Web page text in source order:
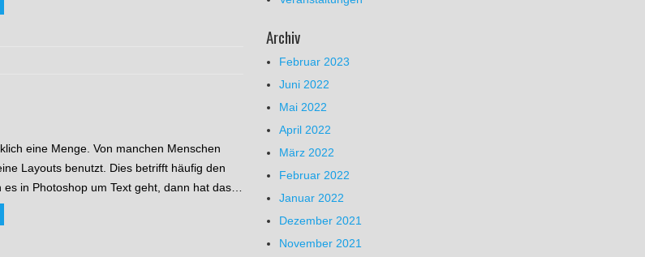
eine Menge. Von manchen Menschen
Layouts benutzt. Dies betrifft häufig den
in Photoshop um Text geht, dann hat das…
Archiv
Februar 2023
Juni 2022
Mai 2022
April 2022
März 2022
Februar 2022
Januar 2022
Dezember 2021
November 2021